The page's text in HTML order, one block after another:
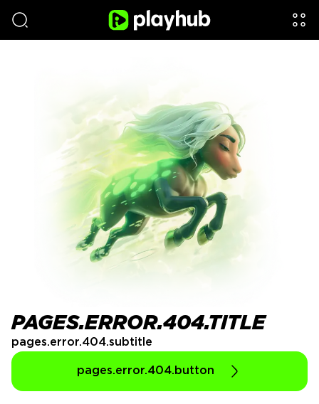
PAGES.ERROR.404.TITLE
pages.error.404.subtitle
pages.error.404.button